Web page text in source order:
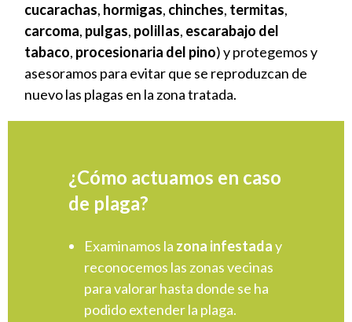
cucarachas, hormigas, chinches, termitas,
carcoma, pulgas, polillas, escarabajo del
tabaco, procesionaria del pino) y protegemos y
asesoramos para evitar que se reproduzcan de
nuevo las plagas en la zona tratada.
¿Cómo actuamos en caso
de plaga?
Examinamos la zona infestaday
reconocemos las zonas vecinas
para valorar hasta donde se ha
podido extender la plaga.